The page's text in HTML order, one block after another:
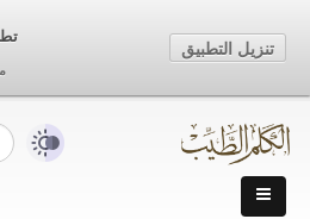
تنزيل التطبيق